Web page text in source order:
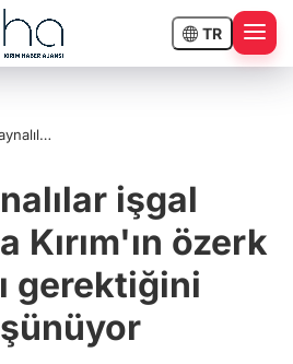
TR
işgal
Kırım'ın özerk
gerektiğini